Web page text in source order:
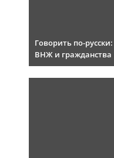
Говорить по-
ВНЖ и гражданства